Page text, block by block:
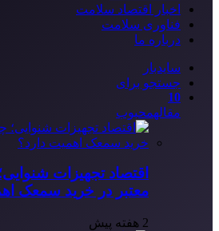
اخبار اقتصاد سلامت
فناوری سلامت
درباره ما
سایدبار
جستجو برای
10
مقالهمحبوب
اقتصاد تجهیزات
معتبر در خرید سمعک
2 هفته پیش